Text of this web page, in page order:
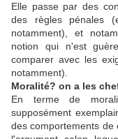
Elle passe par des
des règles pénales
notamment), et
notion qui n'est
comparer avec les
notamment).
Moralité? on a les
En terme de
supposément
des comportements de